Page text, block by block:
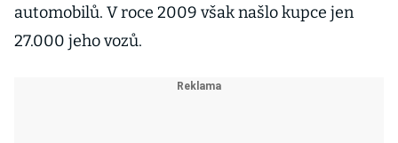
automobilů. V roce 2009 však našlo kupce jen
27.000 jeho vozů.